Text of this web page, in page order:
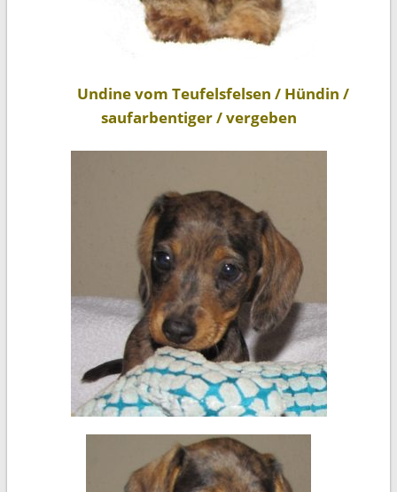
Undine vom Teufelsfelsen / Hündin /
saufarbentiger / vergeben